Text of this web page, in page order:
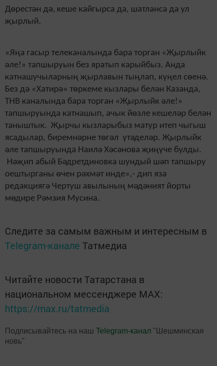
Дөрестән дә, кеше кайгырса да, шатланса да ул
җырлый.
«Яңа гасыр телеканалында бара торган «Җырлыйк
әле! » тапшыруын без яратып карыйбыз. Анда
катнашучыларның җырлавын тыңлап, күңел сөенә.
Без дә «Хатирә» төркеме кызлары белән Казанда,
ТНВ каналында бара торган «Җырлыйк әле!»
тапшыруында катнашып, ачык йөзле кешеләр белән
таныштык. Җырчы кызларыбыз матур итеп чыгыш
ясадылар, биремнәрне төгәл үтәделәр. Җырлыйк
әле тапшыруында Наилә Хәсәнова җиңүче булды.
Нәҗип абый Бәдретдиновка шундый шәп тапшыру
оештырганы өчен рәхмәт инде»,- дип яза
редакциягә Чертуш авылының мәдәният йорты
мөдире Рәмзия Мусина.
Следите за самым важным и интересным в
Telegram-канале Татмедиа
Читайте новости Татарстана в
национальном мессенджере MАХ:
https://max.ru/tatmedia
Подписывайтесь на наш Telegram-канал "Шешминская
новь"